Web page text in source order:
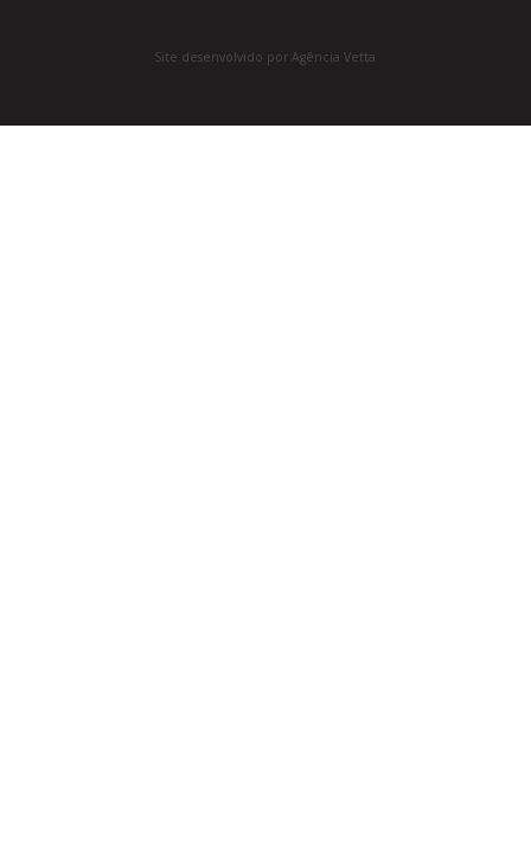
Site desenvolvido por Agência Vetta